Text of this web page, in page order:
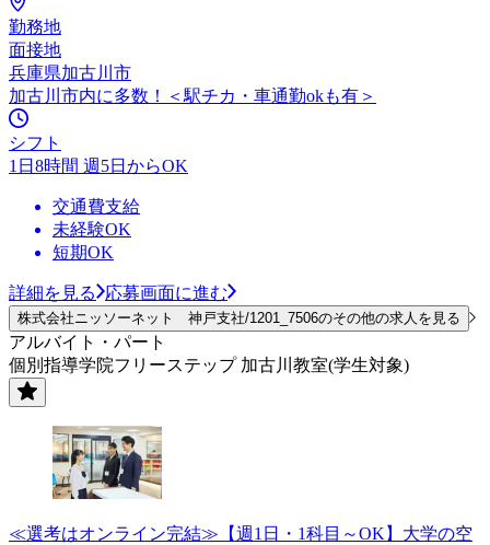
勤務地
面接地
兵庫県加古川市
加古川市内に多数！＜駅チカ・車通勤okも有＞
シフト
1日8時間 週5日からOK
交通費支給
未経験OK
短期OK
詳細を見る 応募画面に進む
株式会社ニッソーネット 神戸支社/1201_7506のその他の求人を見る
アルバイト・パート
個別指導学院フリーステップ 加古川教室(学生対象)
≪選考はオンライン完結≫【週1日・1科目～OK】大学の空